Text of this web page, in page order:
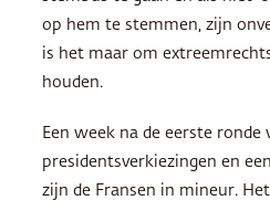
op hem te stemmen, zijn
is het maar om
houden.
Een week na de eerste ronde
presidentsverkiezingen en
zijn de Fransen in mineur.